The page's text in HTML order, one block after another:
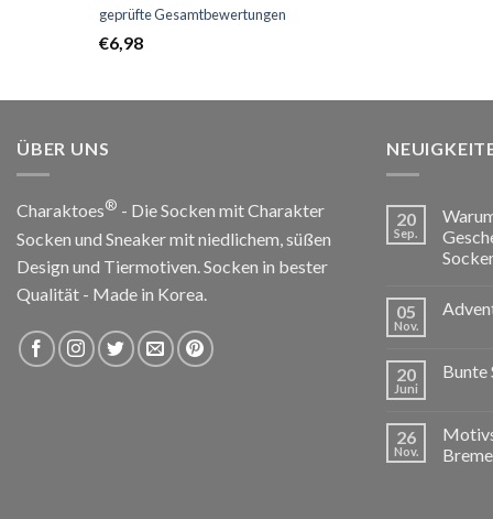
Bewertet
mit
von 5
geprüfte Gesamtbewertungen
€6,98
ÜBER UNS
Charaktoes® - Die Socken mit Charakter
Socken und Sneaker mit niedlichem, süßen
Design und Tiermotiven. Socken in bester
Qualität - Made in Korea.
20
Sep.
05
Nov.
20
Juni
Bunte
26
Nov.